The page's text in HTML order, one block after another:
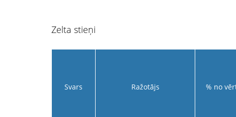
Zelta stieņi
Svars Ražotājs % no